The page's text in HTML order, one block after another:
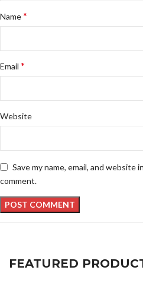
Name*
Email *
Website
Save my name, email, and
comment.
FEATURED